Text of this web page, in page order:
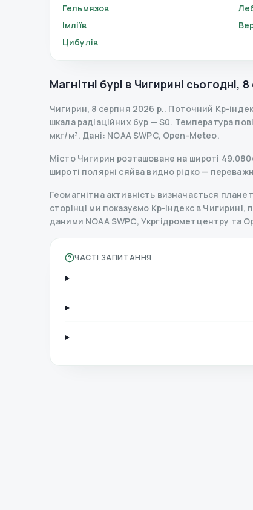
Гельмязов
Імліїв
Цибулів
Магнітні бурі в Чигирині сьогодні, 8
Чигирин, 8 серпня 2026 р.. Поточний Kp-
шкала радіаційних бур — S0. Температура
мкг/м³. Дані: NOAA SWPC, Open-Meteo.
Місто Чигирин розташоване на широті
широті полярні сяйва видно рідко —
Геомагнітна активність визначається
сторінці ми показуємо Kp-індекс в Чигирині,
даними NOAA SWPC, Укргідрометцентру та
ЧАСТІ ЗАПИТАННЯ